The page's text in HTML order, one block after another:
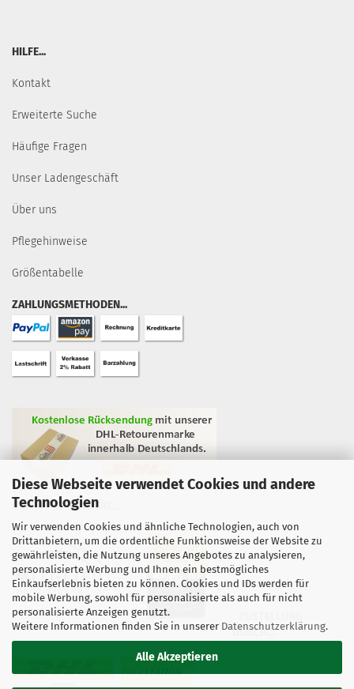
Diese Webseite verwendet Cookies und andere
Technologien
Wir verwenden Cookies und ähnliche Technologien, auch von
Drittanbietern, um die ordentliche Funktionsweise der Website zu
gewährleisten, die Nutzung unseres Angebotes zu analysieren,
personalisierte Werbung und Ihnen ein bestmögliches
Einkaufserlebnis bieten zu können. Cookies und IDs werden für
mobile Werbung, sowohl für personalisierte als auch für nicht
personalisierte Anzeigen genutzt.
Weitere Informationen finden Sie in unserer Datenschutzerklärung.
Alle Akzeptieren
HILFE...
Kontakt
Erweiterte Suche
Häufige Fragen
Unser Ladengeschäft
Über uns
Pflegehinweise
Größentabelle
ZAHLUNGSMETHODEN...
GEPRÜFTE QUALITÄT...
DURCH...